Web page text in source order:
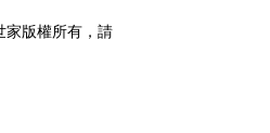
家版權所有，請